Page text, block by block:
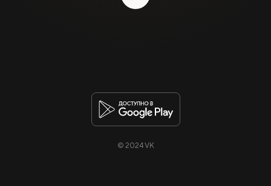
© 2024 VK